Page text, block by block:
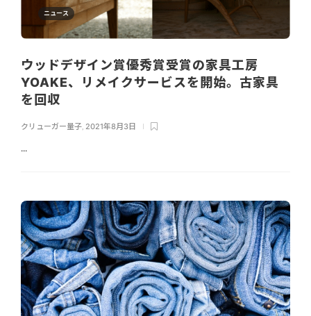
ニュース
ウッドデザイン賞優秀賞受賞の家具工房
YOAKE、リメイクサービスを開始。古家具
を回収
クリューガー量子, 2021年8月3日
...